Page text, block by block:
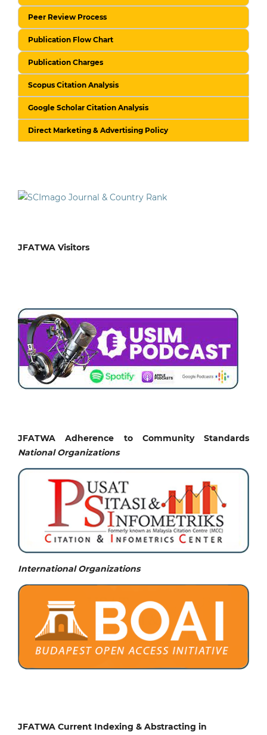
Peer Review Process
Publication Flow Chart
Publication Charges
Scopus Citation Analysis
Google Scholar Citation Analysis
Direct Marketing & Advertising Policy
JFATWA Visitors
JFATWA Adherence to Community Standards
National Organizations
International Organizations
JFATWA Current Indexing & Abstracting in